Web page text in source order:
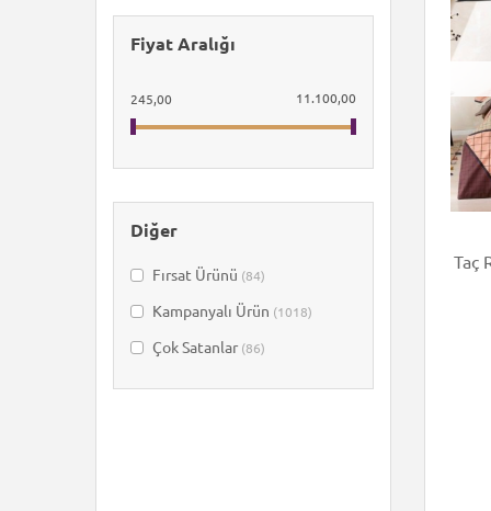
Nevresim Dünyası(78)
Özdilek(144)
Fiyat Aralığı
245,00 11.100,00
Diğer
Fırsat Ürünü (84)
Kampanyalı Ürün (1018)
Çok Satanlar (86)
Taç